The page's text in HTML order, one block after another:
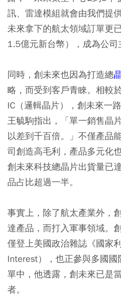
訊、雷達模組就會由我們提
未來拿下的航太領域訂單更
1.5億元新台幣），成為公司
同時，創未來也因為打造總
略，而受到客戶青睞。相較
IC（邏輯晶片），創未來一
王毓駒指出，「單一銷售晶
以差到千百倍。」不僅產品
司創造高毛利，產品多元化
創未來科技總晶片出貨量已
品占比超過一半。
事實上，除了航太產業外，
達產品，而打入軍事領域。
僅登上美國政治雜誌《國家
Interest），也正參與多國
單中，他透露，創未來已是
者。